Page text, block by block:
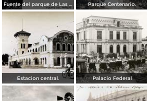
Fuente del parque de Las Americas. ( Circulada el 15 de Diciembre de 1938 ). Parque Centenario.
Estacion central. Palacio Federal